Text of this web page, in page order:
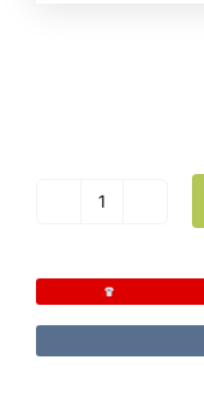
Bolsa
cantidad